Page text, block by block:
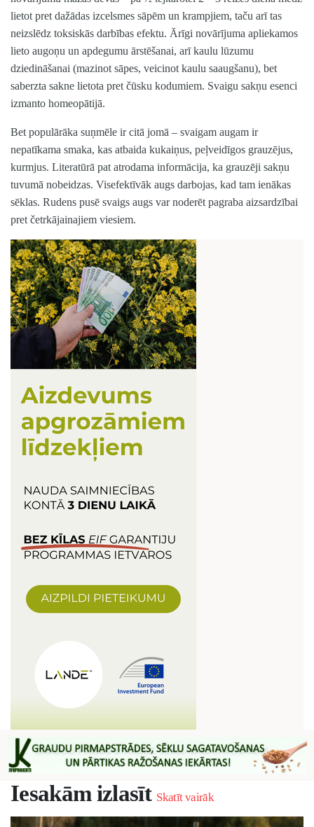
lietot pret dažādas izcelsmes sāpēm un krampjiem, taču arī tas
neizslēdz toksiskās darbības efektu. Ārīgi novārījuma apliekamos
lieto augoņu un apdegumu ārstēšanai, arī kaulu lūzumu
dziedināšanai (mazinot sāpes, veicinot kaulu saaugšanu), bet
saberzta sakne lietota pret čūsku kodumiem. Svaigu sakņu esenci
izmanto homeopātijā.
Bet populārāka suņmēle ir citā jomā – svaigam augam ir
nepatīkama smaka, kas atbaida kukaiņus, peļveidīgos grauzējus,
kurmjus. Literatūrā pat atrodama informācija, ka grauzēji sakņu
tuvumā nobeidzas. Visefektīvāk augs darbojas, kad tam ienākas
sēklas. Rudens pusē svaigs augs var noderēt pagraba aizsardzībai
pret četrkājainajiem viesiem.
Iesakām izlasīt Skatīt vairāk